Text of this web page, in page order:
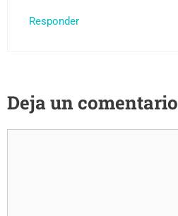
Responder
Deja un comentario